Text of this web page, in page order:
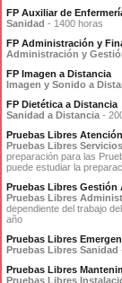
FP Auxiliar de
Sanidad - 1400 horas
FP Administración y
Administración y
FP Imagen a Distancia
Imagen y Sonido a
FP Dietética a Distancia
Sanidad a Distancia -
Pruebas Libres
Pruebas Libres
preparación para las
puede estudiar la
Pruebas Libres Gestión
Pruebas Libres
dependiente del trabajo
año
Pruebas Libres
Pruebas Libres Sanidad
Pruebas Libres
Pruebas Libres